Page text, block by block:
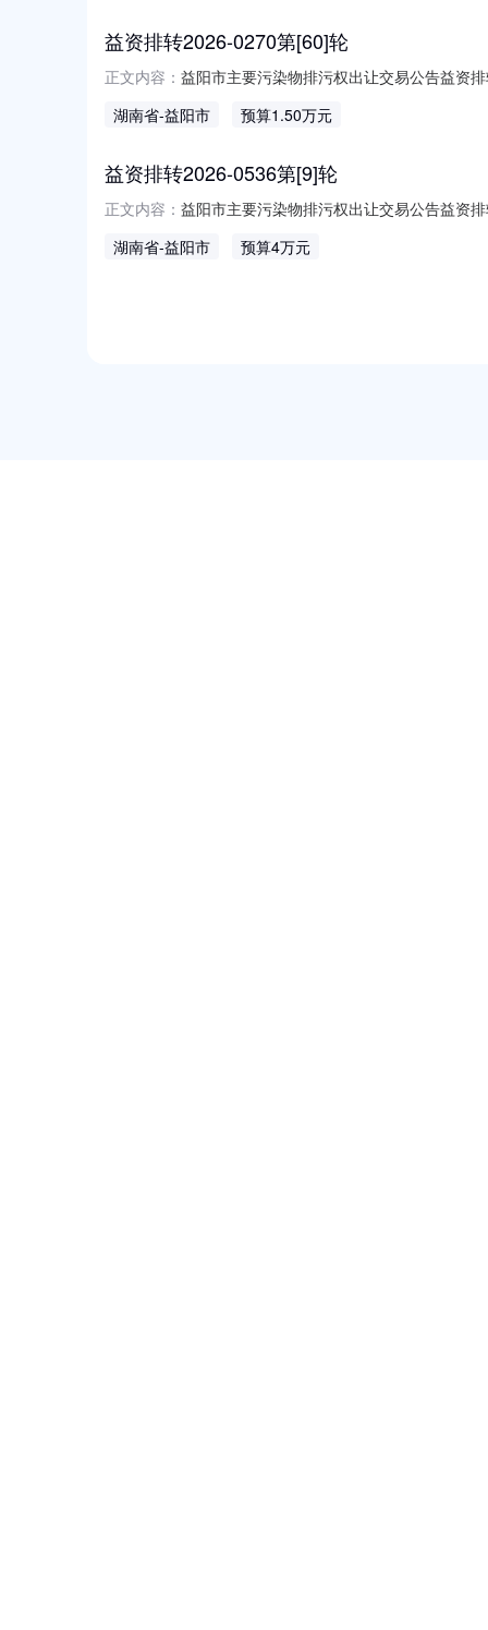
益资排转2026-0270第[60]轮
正文内容： 益阳市主要污染物排污权出让交易公告益资
牌时间污染物种类数量(吨)起始价(元/吨)竞
湖南省-益阳市 预算1.50万元
益资排转2026-0536第[9]轮
正文内容： 益阳市主要污染物排污权出让交易公告益资
时间污染物种类数量(吨)起始价(元/吨)竞价
湖南省-益阳市 预算4万元